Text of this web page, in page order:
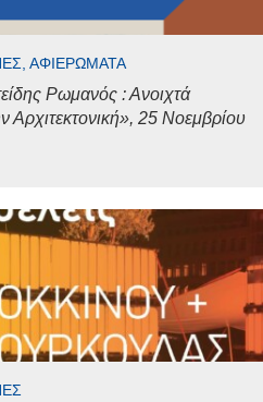
ΑΦΙΕΡΏΜΑΤΑ
Ρωμανός : Ανοιχτά
25 Νοεμβρίου